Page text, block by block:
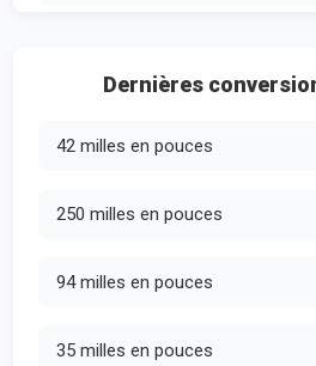
Dernières
42 milles en pouces
250 milles en pouces
94 milles en pouces
35 milles en pouces